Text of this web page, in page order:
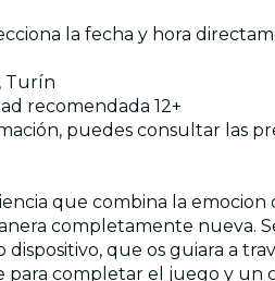
la fecha y hora
Turín
recomendada 12+
puedes consultar las
que combina la
completamente nueva.
que os guiara a
completar el juego y un